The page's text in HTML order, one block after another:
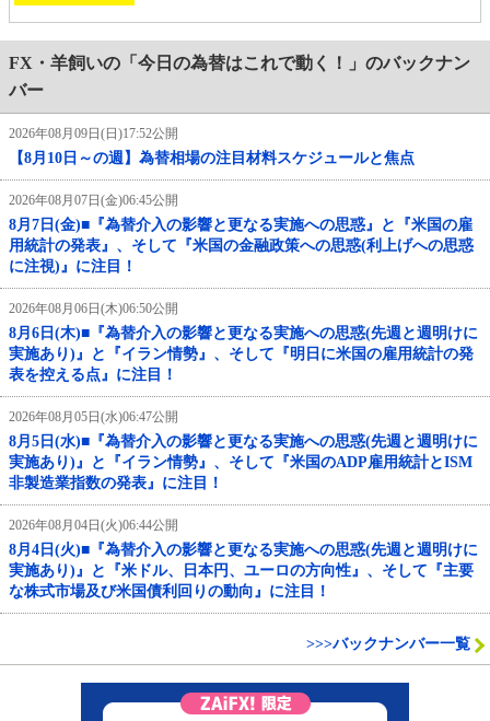
FX・羊飼いの「今日の為替はこれで動く！」のバックナン
バー
2026年08月09日(日)17:52公開
【8月10日～の週】為替相場の注目材料スケジュールと焦点
2026年08月07日(金)06:45公開
8月7日(金)■『為替介入の影響と更なる実施への思惑』と『米国の雇
用統計の発表』、そして『米国の金融政策への思惑(利上げへの思惑
に注視)』に注目！
2026年08月06日(木)06:50公開
8月6日(木)■『為替介入の影響と更なる実施への思惑(先週と週明けに
実施あり)』と『イラン情勢』、そして『明日に米国の雇用統計の発
表を控える点』に注目！
2026年08月05日(水)06:47公開
8月5日(水)■『為替介入の影響と更なる実施への思惑(先週と週明けに
実施あり)』と『イラン情勢』、そして『米国のADP雇用統計とISM
非製造業指数の発表』に注目！
2026年08月04日(火)06:44公開
8月4日(火)■『為替介入の影響と更なる実施への思惑(先週と週明けに
実施あり)』と『米ドル、日本円、ユーロの方向性』、そして『主要
な株式市場及び米国債利回りの動向』に注目！
>>>バックナンバー一覧